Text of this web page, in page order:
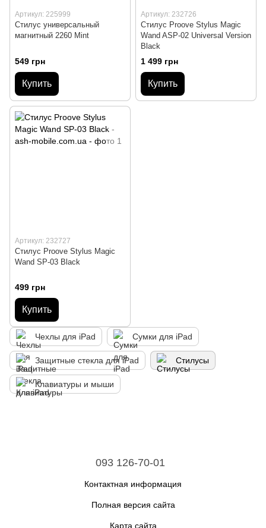
Артикул: 225999
Стилус универсальный
магнитный 2260 Mint
549 грн
Купить
Артикул: 232726
Стилус Proove Stylus Magic
Wand ASP-02 Universal Version
Black
1 499 грн
Купить
Артикул: 232727
Стилус Proove Stylus Magic
Wand SP-03 Black
499 грн
Купить
Чехлы для iPad Сумки для iPad
Защитные стекла для iPad Стилусы
Клавиатуры и мыши
093 126-70-01
Контактная информация
Полная версия сайта
Карта сайта